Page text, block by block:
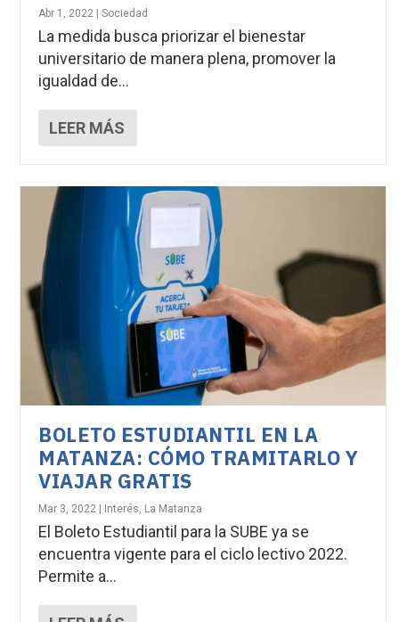
Abr 1, 2022 |Sociedad
La medida busca priorizar el bienestar
universitario de manera plena, promover la
igualdad de...
LEER MÁS
BOLETO ESTUDIANTIL EN LA
MATANZA: CÓMO TRAMITARLO Y
VIAJAR GRATIS
Mar 3, 2022 | Interés La Matanza
El Boleto Estudiantil para la SUBE ya se
encuentra vigente para el ciclo lectivo 2022.
Permite a...